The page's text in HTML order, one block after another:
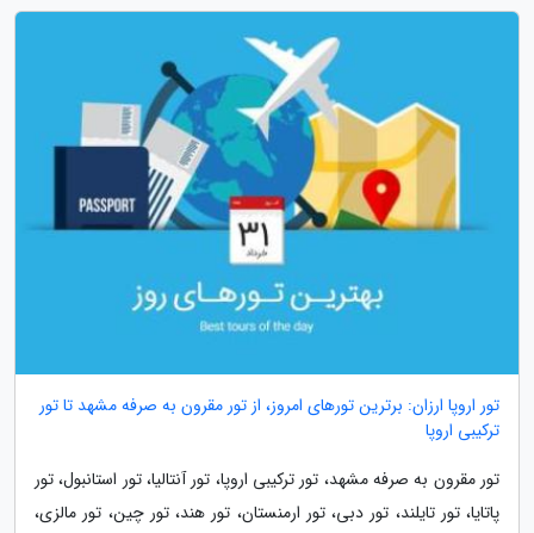
تور اروپا ارزان: برترین تورهای امروز، از تور مقرون به صرفه مشهد تا تور
ترکیبی اروپا
تور مقرون به صرفه مشهد، تور ترکیبی اروپا، تور آنتالیا، تور استانبول، تور
پاتایا، تور تایلند، تور دبی، تور ارمنستان، تور هند، تور چین، تور مالزی،